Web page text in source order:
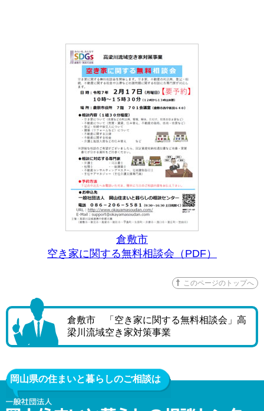
倉敷市
空き家に関する無料相談会（PDF）
このページのトップへ
倉敷市 「空き家に関する無料相談会」高
梁川流域空き家対策事業
岡山県の住まいと暮らしのご相談は